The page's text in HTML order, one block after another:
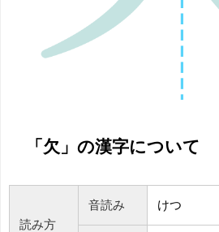
「欠」の漢字について
読み方
音読み けつ